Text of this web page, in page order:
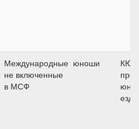
Международные
не включенные
в МСФ
юноши
КЮР
езд